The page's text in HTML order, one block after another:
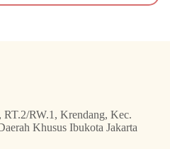
RW.1, Krendang, Kec.
Khusus Ibukota Jakarta